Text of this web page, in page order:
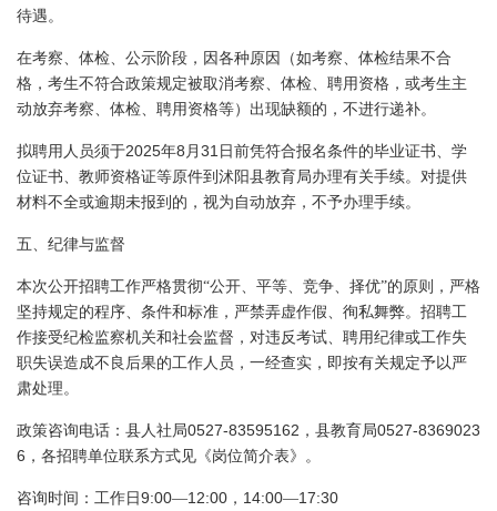
待遇。
在考察、体检、公示阶段，因各种原因（如考察、体检结果不合
格，考生不符合政策规定被取消考察、体检、聘用资格，或考生主
动放弃考察、体检、聘用资格等）出现缺额的，不进行递补。
拟聘用人员须于2025年8 月 31 日前凭符合报名条件的毕业证书、学
位证书、教师资格证等原件到沭阳县教育局办理有关手续。对提供
材料不全或逾期未报到的，视为自动放弃，不予办理手续。
五、纪律与监督
本次公开招聘工作严格贯彻“公开、平等、竞争、择优”的原则，严格
坚持规定的程序、条件和标准，严禁弄虚作假、徇私舞弊。招聘工
作接受纪检监察机关和社会监督，对违反考试、聘用纪律或工作失
职失误造成不良后果的工作人员，一经查实，即按有关规定予以严
肃处理。
政策咨询电话：县人社局0527-83595162 ，县教育局0527-8369023
6 ，各招聘单位联系方式见《岗位简介表》。
咨询时间：工作日 9:00—12:00 ， 14:00—17:30